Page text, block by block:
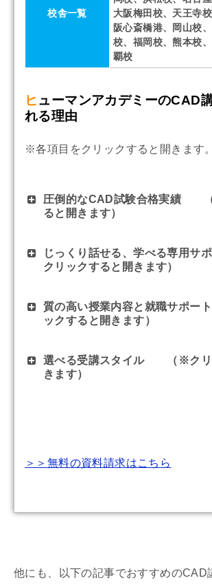
校舎一覧
大阪梅田校、天王寺
阪心斎橋港、岡山校
校、福岡校、熊本校
覇校
ヒューマンアカデミーのCAD講座が選ば
れる理由
※各項目をクリックすると開きます。
圧倒的なCAD試験合格実績
ると開きます）
じっくり話せる、学べる専用
クリックすると開きます）
質の高い授業内容と就職サポ
ックすると開きます）
選べる受講スタイル （※クリ
きます）
＞＞無料の資料請求はこちら
他にも、以下の記事でおすすめのCAD